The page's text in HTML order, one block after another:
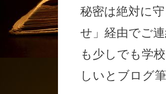
秘密は絶対に
せ」経由でご
も少しでも学
しいとブログ